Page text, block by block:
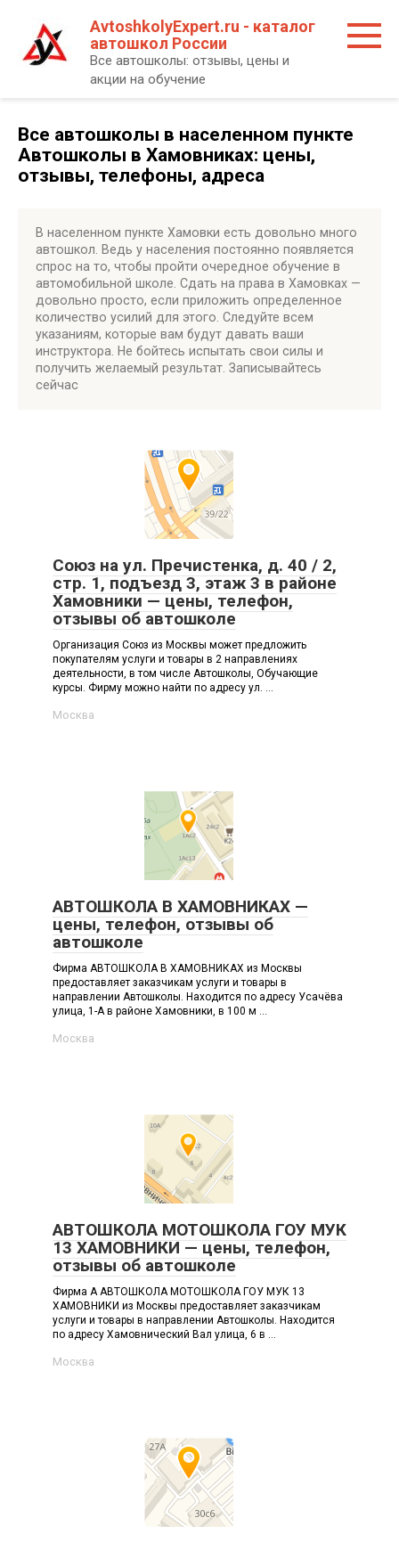
контенту
AvtoshkolyExpert.ru - каталог
автошкол России
Все автошколы: отзывы, цены и
акции на обучение
Все автошколы в населенном пункте
Автошколы в Хамовниках: цены,
отзывы, телефоны, адреса
В населенном пункте Хамовки есть довольно много
автошкол. Ведь у населения постоянно появляется
спрос на то, чтобы пройти очередное обучение в
автомобильной школе. Сдать на права в Хамовках —
довольно просто, если приложить определенное
количество усилий для этого. Следуйте всем
указаниям, которые вам будут давать ваши
инструктора. Не бойтесь испытать свои силы и
получить желаемый результат. Записывайтесь
сейчас
Союз на ул. Пречистенка, д. 40 / 2,
стр. 1, подъезд 3, этаж 3 в районе
Хамовники — цены, телефон,
отзывы об автошколе
Организация Союз из Москвы может предложить
покупателям услуги и товары в 2 направлениях
деятельности, в том числе Автошколы, Обучающие
курсы. Фирму можно найти по адресу ул. ...
Москва
АВТОШКОЛА В ХАМОВНИКАХ —
цены, телефон, отзывы об
автошколе
Фирма АВТОШКОЛА В ХАМОВНИКАХ из Москвы
предоставляет заказчикам услуги и товары в
направлении Автошколы. Находится по адресу Усачёва
улица, 1-А в районе Хамовники, в 100 м ...
Москва
АВТОШКОЛА МОТОШКОЛА ГОУ МУК
13 ХАМОВНИКИ — цены, телефон,
отзывы об автошколе
Фирма А АВТОШКОЛА МОТОШКОЛА ГОУ МУК 13
ХАМОВНИКИ из Москвы предоставляет заказчикам
услуги и товары в направлении Автошколы. Находится
по адресу Хамовнический Вал улица, 6 в ...
Москва